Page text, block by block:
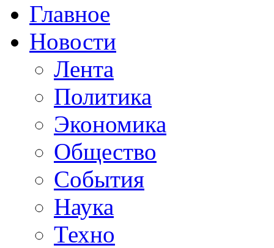
Главное
Новости
Лента
Политика
Экономика
Общество
События
Наука
Техно